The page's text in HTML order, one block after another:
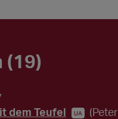
(19)
dem Teufel
UA